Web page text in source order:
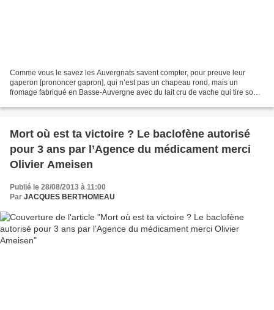
Comme vous le savez les Auvergnats savent compter, pour preuve leur
gaperon [prononcer gapron], qui n’est pas un chapeau rond, mais un
fromage fabriqué en Basse-Auvergne avec du lait cru de vache qui tire son
Mort où est ta victoire ? Le baclofène autorisé
pour 3 ans par l’Agence du médicament merci
Olivier Ameisen
Publié le 28/08/2013 à 11:00
Par JACQUES BERTHOMEAU